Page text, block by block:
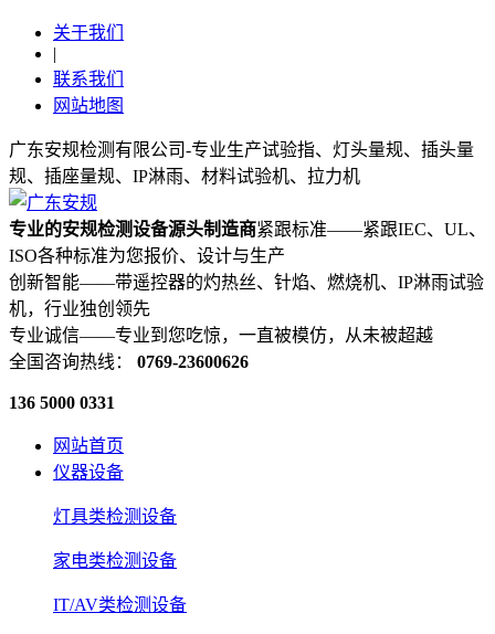
关于我们
|
联系我们
网站地图
广东安规检测有限公司-专业生产试验指、灯头量规、插头量
规、插座量规、IP淋雨、材料试验机、拉力机
专业的安规检测设备源头制造商紧跟标准——紧跟IEC、UL、
ISO各种标准为您报价、设计与生产
创新智能——带遥控器的灼热丝、针焰、燃烧机、IP淋雨试验
机，行业独创领先
专业诚信——专业到您吃惊，一直被模仿，从未被超越
全国咨询热线： 0769-23600626
136 5000 0331
网站首页
仪器设备
灯具类检测设备
家电类检测设备
IT/AV类检测设备